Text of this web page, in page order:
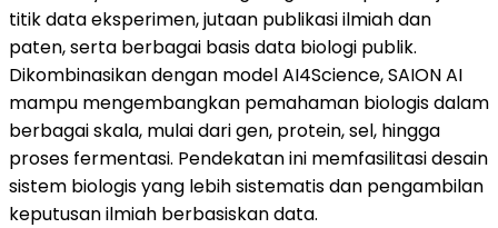
titik data eksperimen, jutaan publikasi ilmiah dan
paten, serta berbagai basis data biologi publik.
Dikombinasikan dengan model AI4Science, SAION AI
mampu mengembangkan pemahaman biologis dalam
berbagai skala, mulai dari gen, protein, sel, hingga
proses fermentasi. Pendekatan ini memfasilitasi desain
sistem biologis yang lebih sistematis dan pengambilan
keputusan ilmiah berbasiskan data.